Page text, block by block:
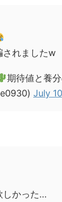
されましたw
期待値と養
July
しかった…